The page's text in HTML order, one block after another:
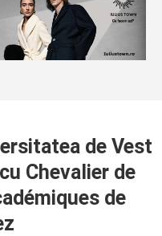
de Vest
Chevalier de
de